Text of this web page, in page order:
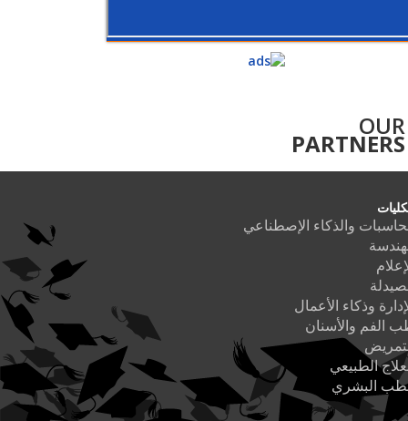
OUR
PARTNERS
والذكاء الإصطناعي
وذكاء الأعمال
الفم والأسنان
الطبيعي
البشري